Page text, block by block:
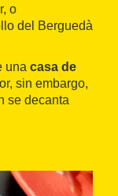
o
del Berguedà
una casa de
sin embargo,
se decanta